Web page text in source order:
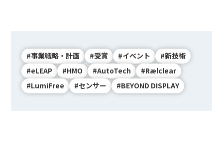
#事業戦略・計画 #受賞 #イベント
#新技術
#eLEAP
#HMO #AutoTech
#Rælclear
#LumiFree
#センサー #BEYOND DISPLAY